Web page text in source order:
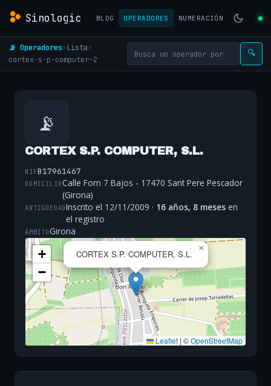
Sinologic BLOG OPERADORES NUMERACIÓN
📡 Operadores› Lista›
cortex-s-p-computer-2
🔍
📡
CORTEX S.P. COMPUTER, S.L.
NIFB17961467
DOMICILIOCalle Forn 7 Bajos - 17470 Sant Pere Pescador
(Girona)
ANTIGÜEDADInscrito el 12/11/2009 · 16 años, 8 meses en
el registro
ÁMBITO Girona
CORTEX S.P. COMPUTER, S.L.
×
+
−
Leaflet | ©OpenStreetMap